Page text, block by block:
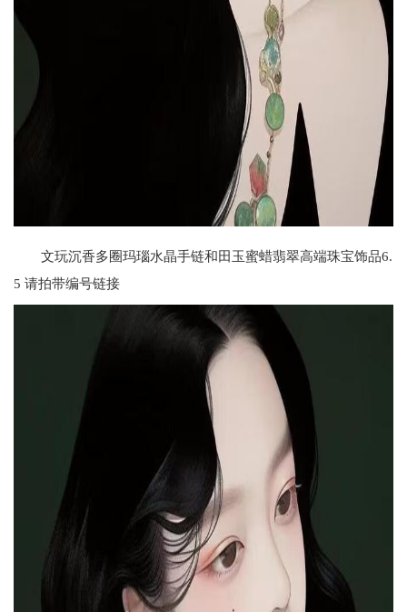
文玩沉香多圈玛瑙水晶手链和田玉蜜蜡翡翠高端珠宝饰品6.
5 请拍带编号链接